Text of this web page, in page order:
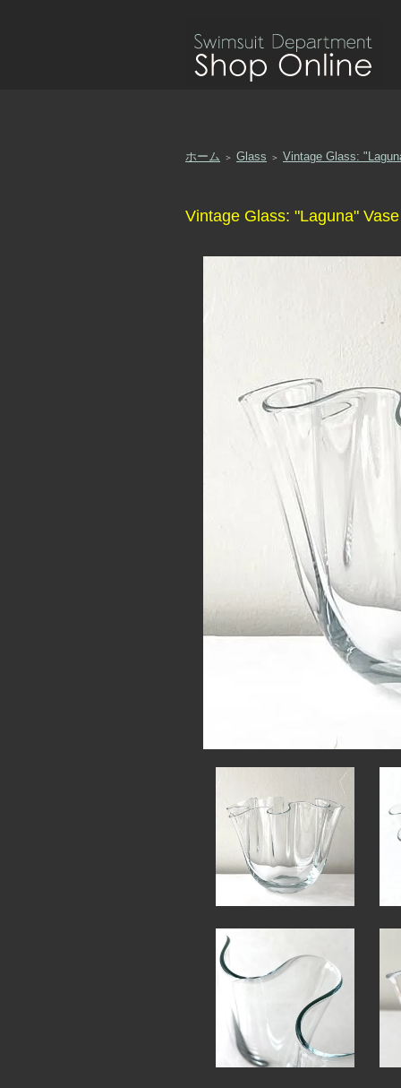
ホーム ＞ Glass ＞ Vintage Glass:
Vintage Glass: "Laguna"